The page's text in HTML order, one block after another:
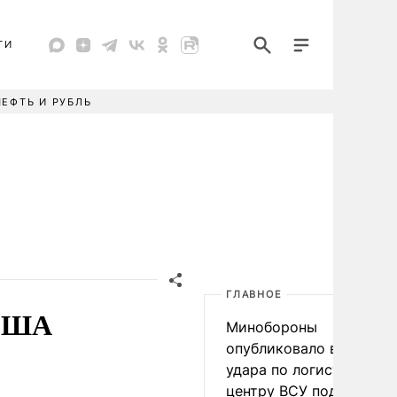
И РУБЛЬ
ГЛАВНОЕ
Минобороны
опубликовало видео
удара по
центру ВСУ под Киевом